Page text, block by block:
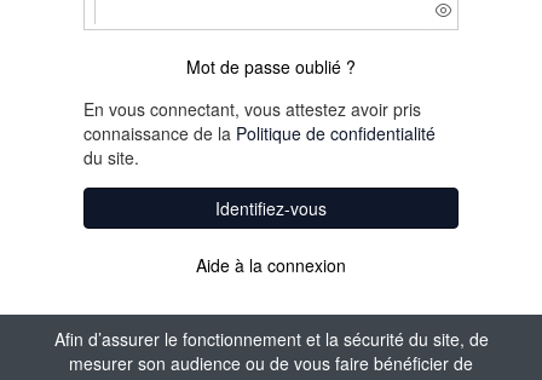
Afin d’assurer le fonctionnement et la sécurité du site, de
mesurer son audience ou de vous faire bénéficier de
Mot de passe oublié ?
En vous connectant, vous attestez avoir pris
connaissance de la Politique de confidentialité
du site.
Identifiez-vous
Aide à la connexion